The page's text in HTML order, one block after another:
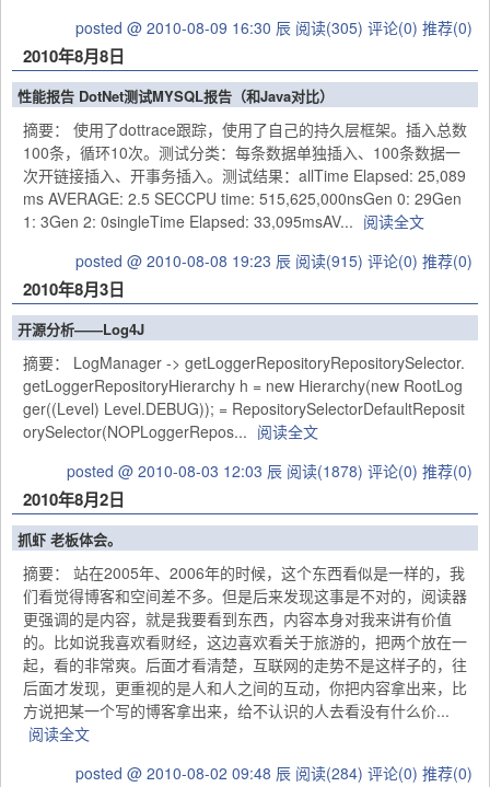
posted @ 2010-08-09 16:30 辰 阅读(305) 评论(0) 推荐(0)
2010年8月8日
性能报告 DotNet测试MYSQL报告（和Java对比）
摘要： 使用了dottrace跟踪，使用了自己的持久层框架。插入总数
100条，循环10次。测试分类：每条数据单独插入、100条数据一
次开链接插入、开事务插入。测试结果：allTime Elapsed: 25,089
ms AVERAGE: 2.5 SECCPU time: 515,625,000nsGen 0: 29Gen
1: 3Gen 2: 0singleTime Elapsed: 33,095msAV... 阅读全文
posted @ 2010-08-08 19:23 辰 阅读(915) 评论(0) 推荐(0)
2010年8月3日
开源分析——Log4J
摘要： LogManager -> getLoggerRepositoryRepositorySelector.
getLoggerRepositoryHierarchy h = new Hierarchy(new RootLog
ger((Level) Level.DEBUG)); = RepositorySelectorDefaultReposit
orySelector(NOPLoggerRepos... 阅读全文
posted @ 2010-08-03 12:03 辰 阅读(1878) 评论(0) 推荐(0)
2010年8月2日
抓虾 老板体会。
摘要： 站在2005年、2006年的时候，这个东西看似是一样的，我
们看觉得博客和空间差不多。但是后来发现这事是不对的，阅读器
更强调的是内容，就是我要看到东西，内容本身对我来讲有价值
的。比如说我喜欢看财经，这边喜欢看关于旅游的，把两个放在一
起，看的非常爽。后面才看清楚，互联网的走势不是这样子的，往
后面才发现，更重视的是人和人之间的互动，你把内容拿出来，比
方说把某一个写的博客拿出来，给不认识的人去看没有什么价...
阅读全文
posted @ 2010-08-02 09:48 辰 阅读(284) 评论(0) 推荐(0)